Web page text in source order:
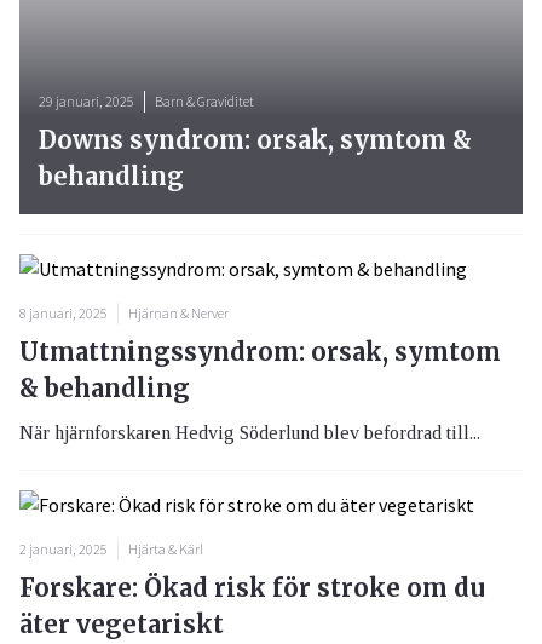
29 januari, 2025 Barn & Graviditet
Downs syndrom: orsak, symtom &
behandling
8 januari, 2025 Hjärnan & Nerver
Utmattningssyndrom: orsak, symtom
& behandling
När hjärnforskaren Hedvig Söderlund blev befordrad till...
2 januari, 2025 Hjärta & Kärl
Forskare: Ökad risk för stroke om du
äter vegetariskt